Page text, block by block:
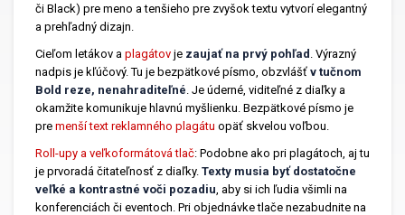
či Black) pre meno a tenšieho pre zvyšok textu vytvorí elegantný
a prehľadný dizajn.
Cieľom letákov a plagátov je zaujať na prvý pohľad . Výrazný
nadpis je kľúčový. Tu je bezpätkové písmo, obzvlášť v tučnom
Bold reze, nenahraditeľné . Je úderné, viditeľné z diaľky a
okamžite komunikuje hlavnú myšlienku. Bezpätkové písmo je
pre menší text reklamného plagátu opäť skvelou voľbou.
Roll-upy a veľkoformátová tlač: Podobne ako pri plagátoch, aj tu
je prvoradá čitateľnosť z diaľky. Texty musia byť dostatočne
veľké a kontrastné voči pozadiu , aby si ich ľudia všimli na
konferenciách či eventoch. Pri objednávke tlače nezabudnite na